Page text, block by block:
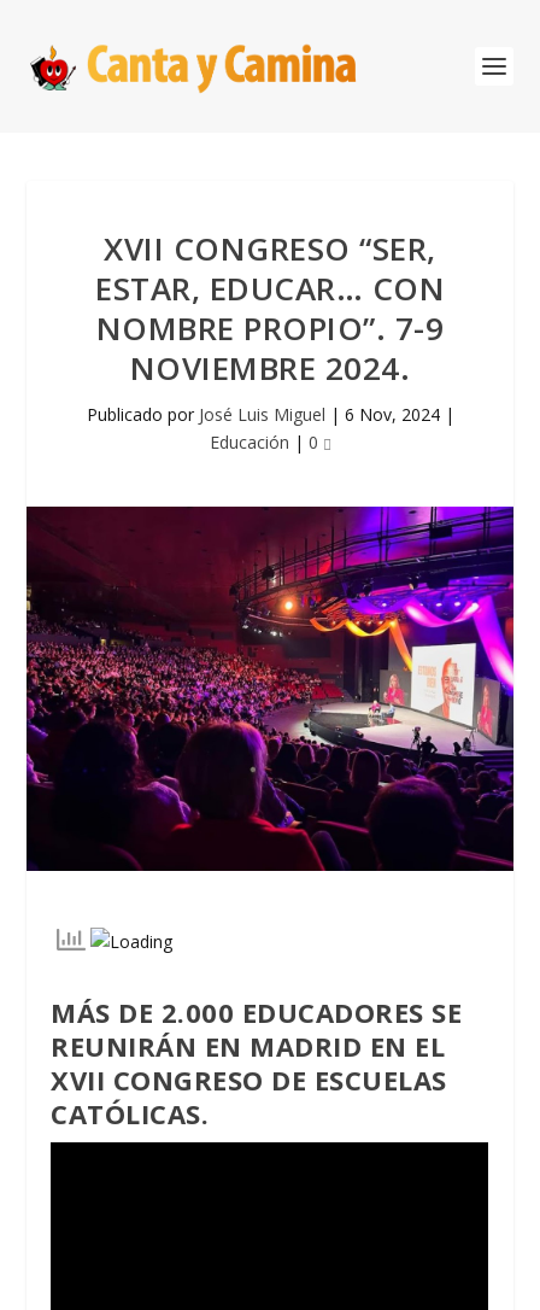
XVII CONGRESO “SER,
ESTAR, EDUCAR… CON
NOMBRE PROPIO”. 7-9
NOVIEMBRE 2024.
Publicado por José Luis Miguel | 6 Nov, 2024|
Educación | 0
MÁS DE 2.000 EDUCADORES SE
REUNIRÁN EN MADRID EN EL
XVII CONGRESO DE ESCUELAS
CATÓLICAS.